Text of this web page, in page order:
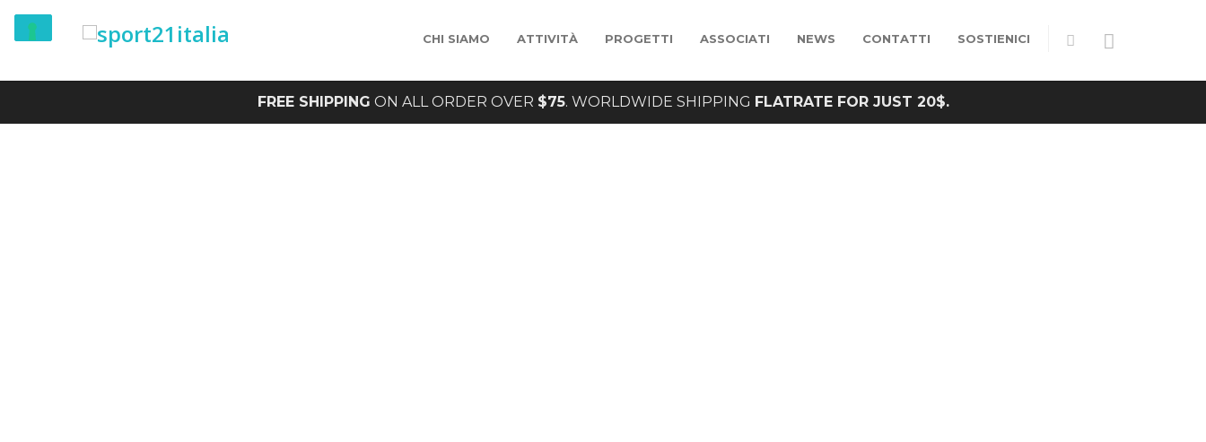
CHI SIAMO ATTIVITÀ PROGETTI ASSOCIATI NEWS CONTATTI SOSTIENICI
FREE SHIPPING ON ALL ORDER OVER $75. WORLDWIDE SHIPPING FLATRATE FOR JUST 20$.